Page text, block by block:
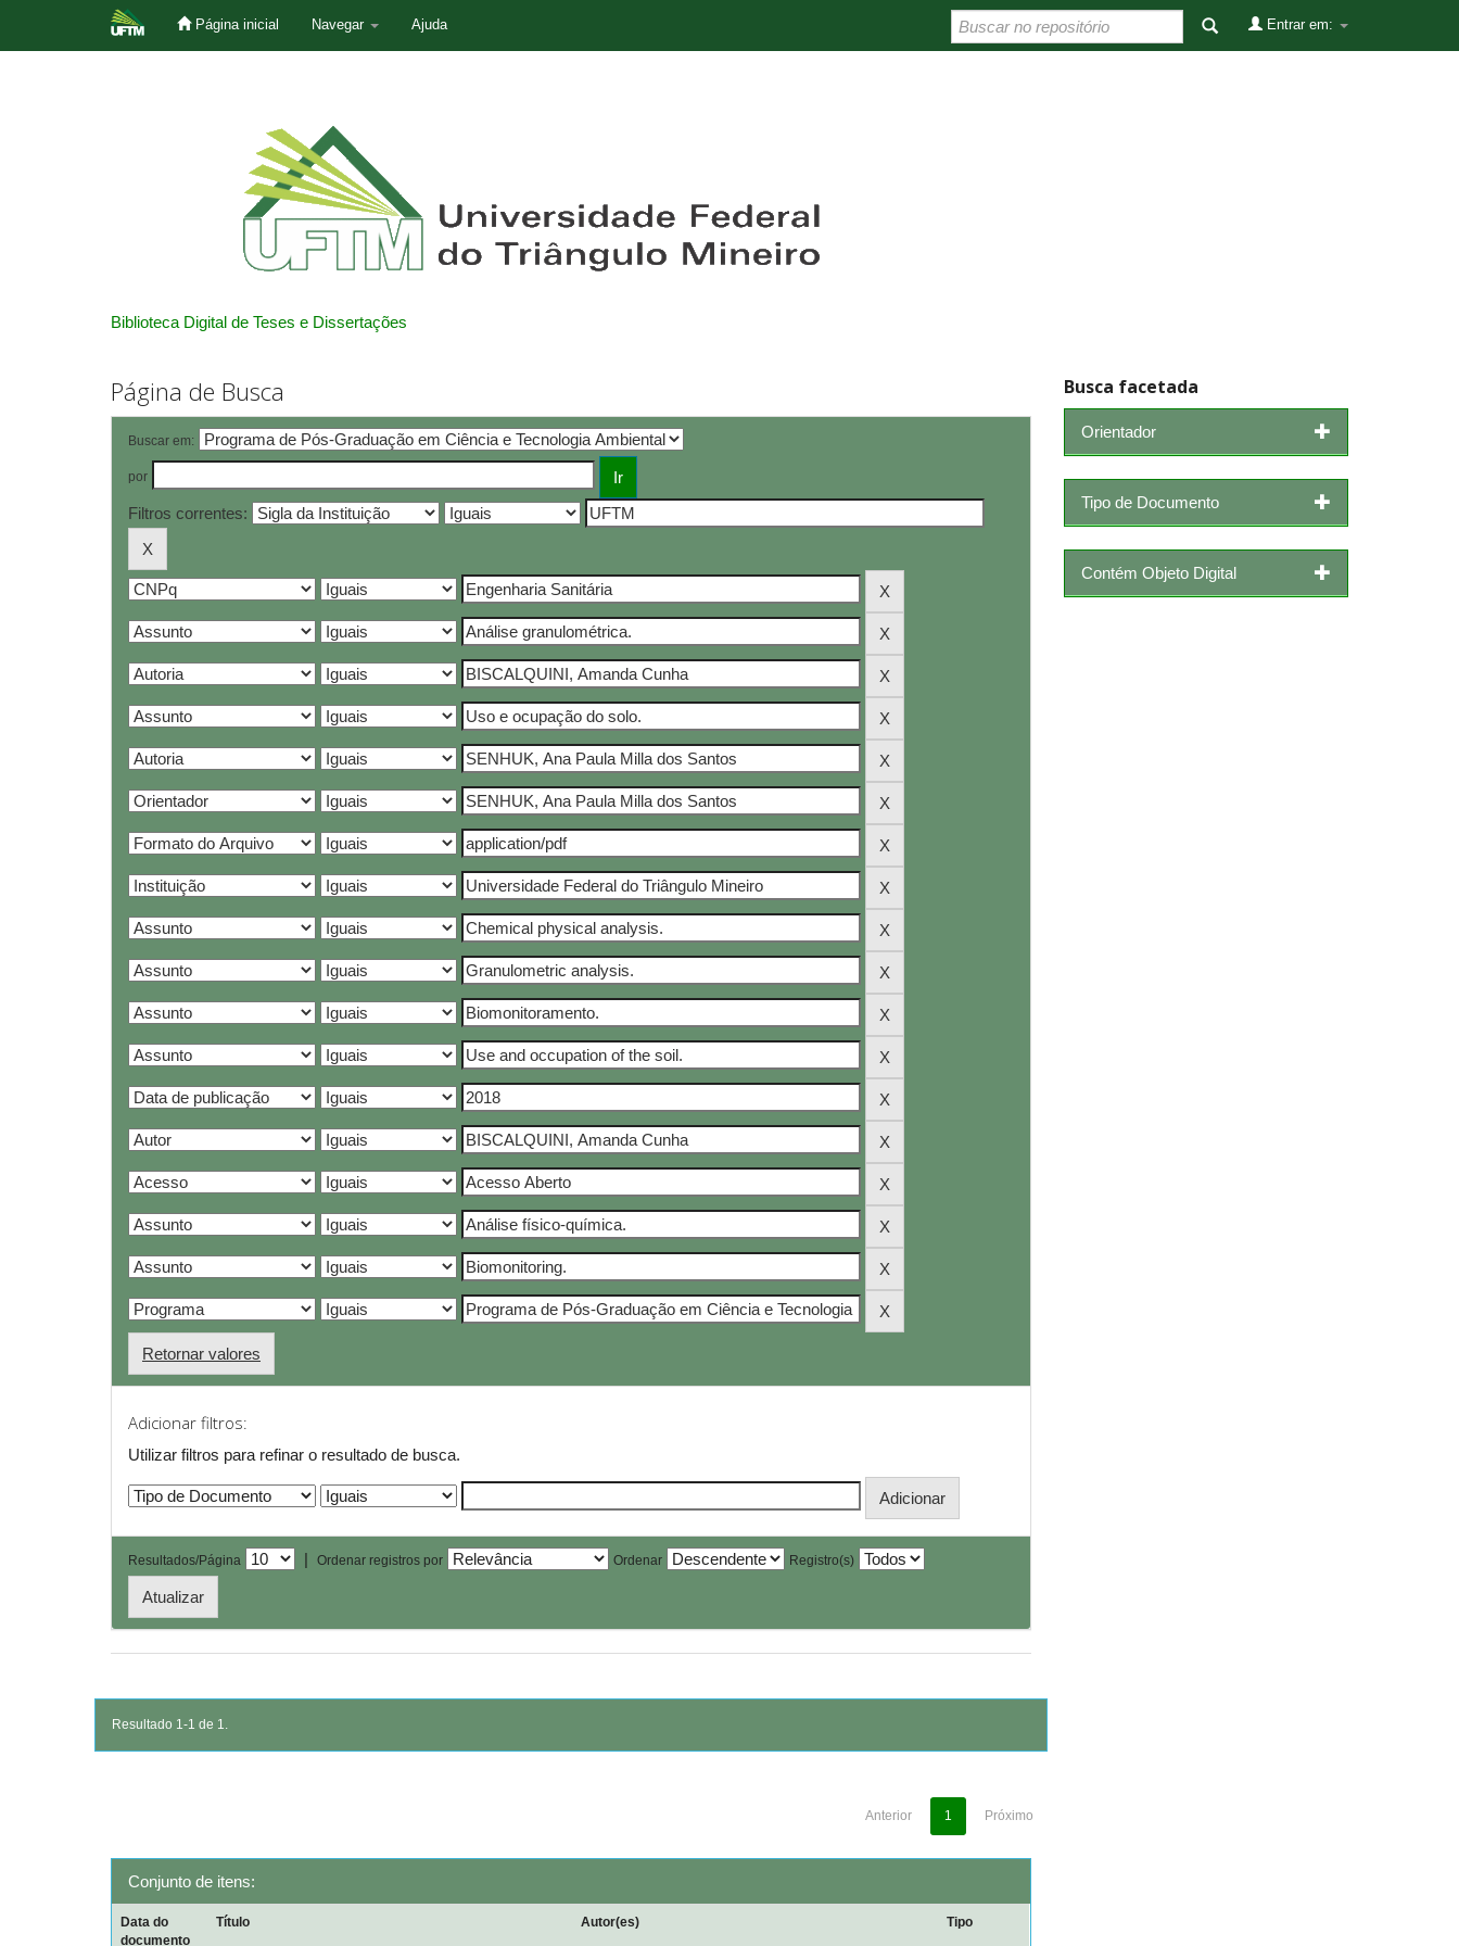
Página inicial Navegar Ajuda Entrar em:
Biblioteca Digital de Teses e Dissertações
Página de Busca
Buscar em:
por
Filtros correntes:
Retornar valores
Adicionar filtros:
Utilizar filtros para refinar o resultado de busca.
Resultados/Página | Ordenar registros por Ordenar Registro(s)
Resultado 1-1 de 1.
Anterior 1 Próximo
Conjunto de itens:
Data do
documento
Título Autor(es) Tipo
Busca facetada
Orientador
Tipo de Documento
Contém Objeto Digital